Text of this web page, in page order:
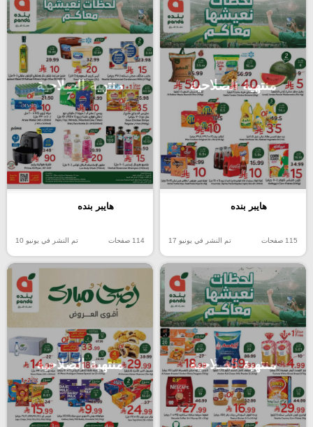
منتهية الصلاحية
هايبر بنده
115 صفحات تم النشر في يونيو 17
منتهية الصلاحية
هايبر بنده
114 صفحات تم النشر في يونيو 10
منتهية الصلاحية منتهية الصلاحية